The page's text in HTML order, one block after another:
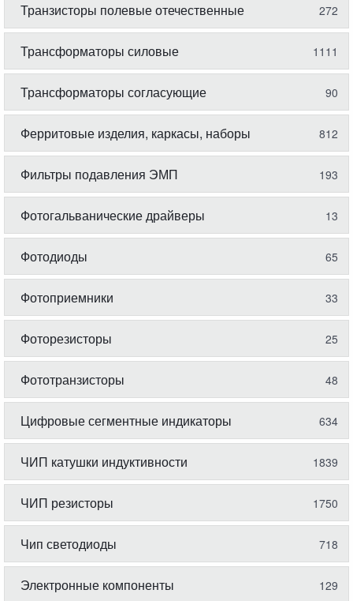
Транзисторы полевые отечественные 272
Трансформаторы силовые 1111
Трансформаторы согласующие 90
Ферритовые изделия, каркасы, наборы 812
Фильтры подавления ЭМП 193
Фотогальванические драйверы 13
Фотодиоды 65
Фотоприемники 33
Фоторезисторы 25
Фототранзисторы 48
Цифровые сегментные индикаторы 634
ЧИП катушки индуктивности 1839
ЧИП резисторы 1750
Чип светодиоды 718
Электронные компоненты 129